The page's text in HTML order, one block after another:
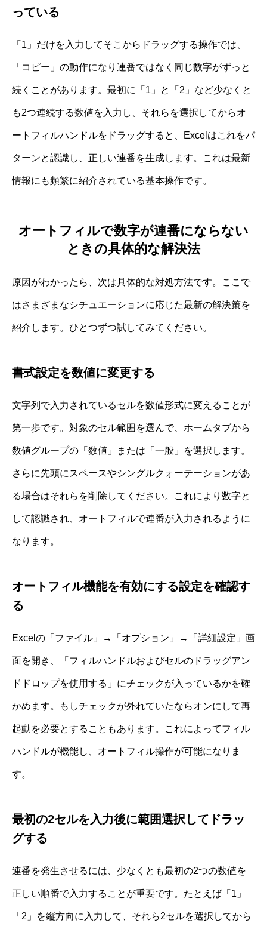
っている
「1」だけを入力してそこからドラッグする操作では、
「コピー」の動作になり連番ではなく同じ数字がずっと
続くことがあります。最初に「1」と「2」など少なくと
も2つ連続する数値を入力し、それらを選択してからオ
ートフィルハンドルをドラッグすると、Excelはこれをパ
ターンと認識し、正しい連番を生成します。これは最新
情報にも頻繁に紹介されている基本操作です。
オートフィルで数字が連番にならない
ときの具体的な解決法
原因がわかったら、次は具体的な対処方法です。ここで
はさまざまなシチュエーションに応じた最新の解決策を
紹介します。ひとつずつ試してみてください。
書式設定を数値に変更する
文字列で入力されているセルを数値形式に変えることが
第一歩です。対象のセル範囲を選んで、ホームタブから
数値グループの「数値」または「一般」を選択します。
さらに先頭にスペースやシングルクォーテーションがあ
る場合はそれらを削除してください。これにより数字と
して認識され、オートフィルで連番が入力されるように
なります。
オートフィル機能を有効にする設定を確認す
る
Excelの「ファイル」→「オプション」→「詳細設定」画
面を開き、「フィルハンドルおよびセルのドラッグアン
ドドロップを使用する」にチェックが入っているかを確
かめます。もしチェックが外れていたならオンにして再
起動を必要とすることもあります。これによってフィル
ハンドルが機能し、オートフィル操作が可能になりま
す。
最初の2セルを入力後に範囲選択してドラッ
グする
連番を発生させるには、少なくとも最初の2つの数値を
正しい順番で入力することが重要です。たとえば「1」
「2」を縦方向に入力して、それら2セルを選択してから